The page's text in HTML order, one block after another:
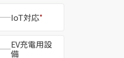
IoT対応*
EV充電用設
備
アを含む、「厳選されたシャー
と機能性、こだわり抜いた上質